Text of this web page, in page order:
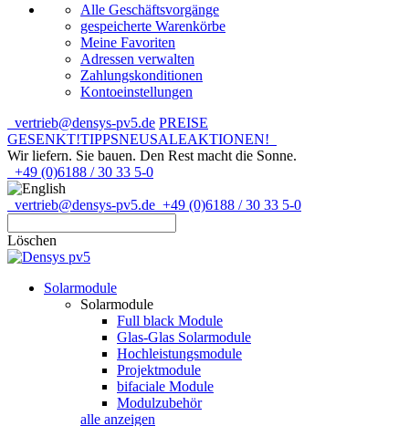
Alle Geschäftsvorgänge
gespeicherte Warenkörbe
Meine Favoriten
Adressen verwalten
Zahlungskonditionen
Kontoeinstellungen
vertrieb@densys-pv5.de PREISE
GESENKT!TIPPSNEUSALEAKTIONEN!
Wir liefern. Sie bauen. Den Rest macht die Sonne.
+49 (0)6188 / 30 33 5-0
vertrieb@densys-pv5.de +49 (0)6188 / 30 33 5-0
Löschen
Solarmodule
Solarmodule
Full black Module
Glas-Glas Solarmodule
Hochleistungsmodule
Projektmodule
bifaciale Module
Modulzubehör
alle anzeigen